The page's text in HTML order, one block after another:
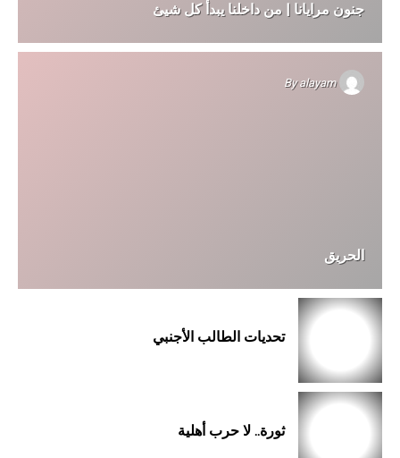
جنون مرايانا | من داخلنا يبدأ كل شيئ
Byalayam
الحريق
تحديات الطالب الأجنبي
ثورة.. لا حرب أهلية